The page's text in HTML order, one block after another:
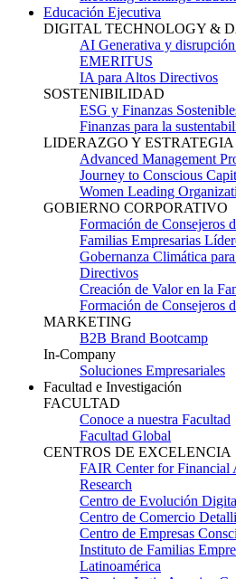
Educación Ejecutiva
DIGITAL TECHNOLOGY &
AI Generativa y
EMERITUS
IA para Altos Directivos
SOSTENIBILIDAD
ESG y Finanzas
Finanzas para la
LIDERAZGO Y ESTRATEGIA
Advanced Management
Journey to Conscious
Women Leading
GOBIERNO CORPORATIVO
Formación de Consejeros
Familias Empresarias
Gobernanza Climática
Directivos
Creación de Valor en la
Formación de Consejeros
MARKETING
B2B Brand Bootcamp
In-Company
Soluciones Empresariales
Facultad e Investigación
FACULTAD
Conoce a nuestra Facultad
Facultad Global
CENTROS DE EXCELENCIA
FAIR Center for Financial
Research
Centro de Evolución
Centro de Comercio
Centro de Empresas
Instituto de Familias
Latinoamérica